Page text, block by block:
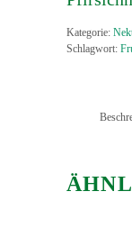
Kategorie:
Schlagwort: